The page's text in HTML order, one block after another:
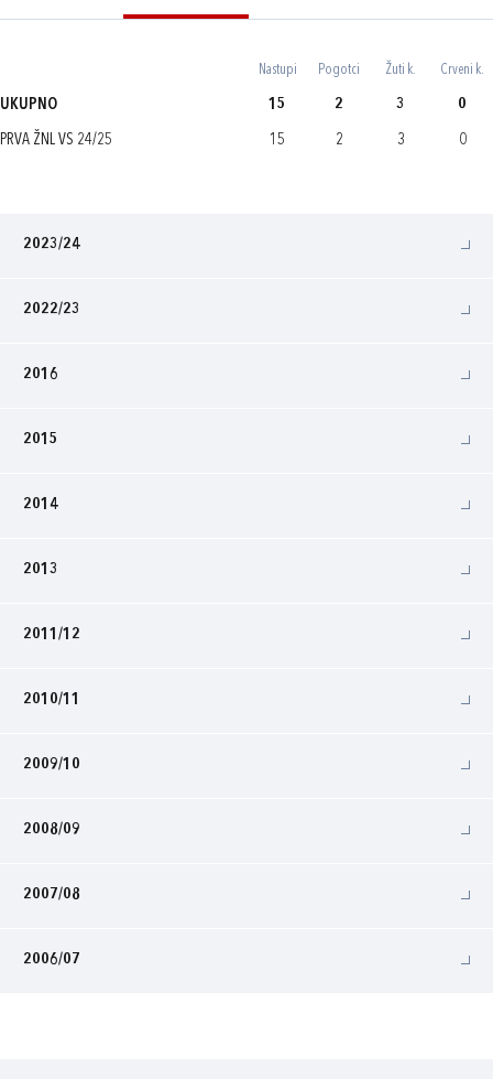
Nastupi Pogotci Žuti k. Crveni k.
UKUPNO 15 2 3 0
PRVA ŽNL VS 24/25 15 2 3 0
2023/24
2022/23
2016
2015
2014
2013
2011/12
2010/11
2009/10
2008/09
2007/08
2006/07